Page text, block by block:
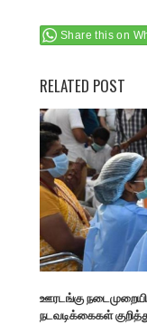
Share this on
RELATED POST
ஊரடங்கு
நடவடிக்கைகள்